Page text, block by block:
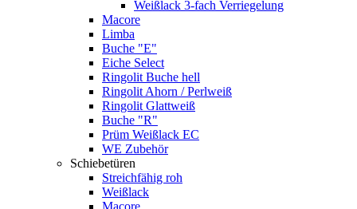
Weißlack 3-fach Verriegelung
Macore
Limba
Buche "E"
Eiche Select
Ringolit Buche hell
Ringolit Ahorn / Perlweiß
Ringolit Glattweiß
Buche "R"
Prüm Weißlack EC
WE Zubehör
Schiebetüren
Streichfähig roh
Weißlack